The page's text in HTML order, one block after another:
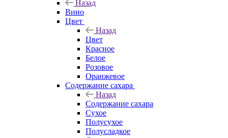
Назад
Вино
Цвет
Назад
Цвет
Красное
Белое
Розовое
Оранжевое
Содержание сахара
Назад
Содержание сахара
Сухое
Полусухое
Полусладкое